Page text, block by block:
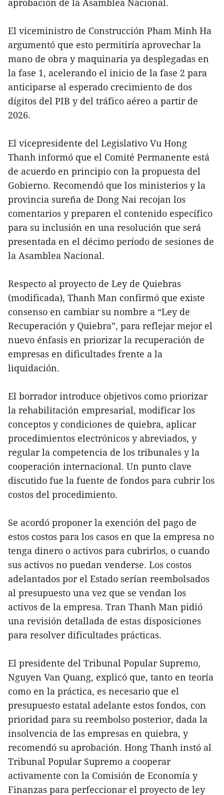
aprobación de la Asamblea Nacional.
El viceministro de Construcción Pham Minh Ha
argumentó que esto permitiría aprovechar la
mano de obra y maquinaria ya desplegadas en
la fase 1, acelerando el inicio de la fase 2 para
anticiparse al esperado crecimiento de dos
dígitos del PIB y del tráfico aéreo a partir de
2026.
El vicepresidente del Legislativo Vu Hong
Thanh informó que el Comité Permanente está
de acuerdo en principio con la propuesta del
Gobierno. Recomendó que los ministerios y la
provincia sureña de Dong Nai recojan los
comentarios y preparen el contenido específico
para su inclusión en una resolución que será
presentada en el décimo período de sesiones de
la Asamblea Nacional.
Respecto al proyecto de Ley de Quiebras
(modificada), Thanh Man confirmó que existe
consenso en cambiar su nombre a “Ley de
Recuperación y Quiebra”, para reflejar mejor el
nuevo énfasis en priorizar la recuperación de
empresas en dificultades frente a la
liquidación.
El borrador introduce objetivos como priorizar
la rehabilitación empresarial, modificar los
conceptos y condiciones de quiebra, aplicar
procedimientos electrónicos y abreviados, y
regular la competencia de los tribunales y la
cooperación internacional. Un punto clave
discutido fue la fuente de fondos para cubrir los
costos del procedimiento.
Se acordó proponer la exención del pago de
estos costos para los casos en que la empresa no
tenga dinero o activos para cubrirlos, o cuando
sus activos no puedan venderse. Los costos
adelantados por el Estado serían reembolsados
al presupuesto una vez que se vendan los
activos de la empresa. Tran Thanh Man pidió
una revisión detallada de estas disposiciones
para resolver dificultades prácticas.
El presidente del Tribunal Popular Supremo,
Nguyen Van Quang, explicó que, tanto en teoría
como en la práctica, es necesario que el
presupuesto estatal adelante estos fondos, con
prioridad para su reembolso posterior, dada la
insolvencia de las empresas en quiebra, y
recomendó su aprobación. Hong Thanh instó al
Tribunal Popular Supremo a cooperar
activamente con la Comisión de Economía y
Finanzas para perfeccionar el proyecto de ley